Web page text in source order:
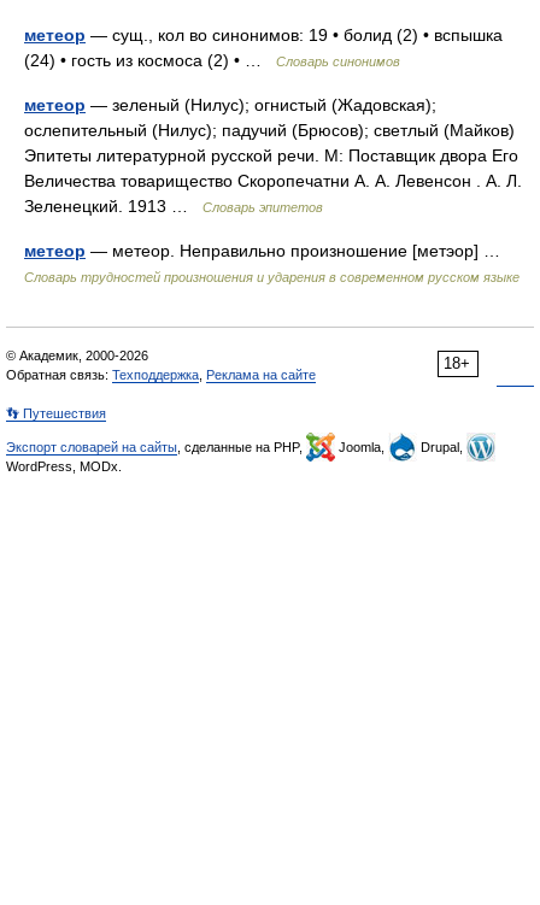
метеор — сущ., кол во синонимов: 19 • болид (2) • вспышка
(24) • гость из космоса (2) • …
Словарь синонимов
метеор — зеленый (Нилус); огнистый (Жадовская);
ослепительный (Нилус); падучий (Брюсов); светлый (Майков)
Эпитеты литературной русской речи. М: Поставщик двора Его
Величества товарищество Скоропечатни А. А. Левенсон . А. Л.
Зеленецкий. 1913 …
Словарь эпитетов
метеор — метеор. Неправильно произношение [метэор] …
Словарь трудностей произношения и ударения в современном русском языке
18+
© Академик, 2000-2026
Обратная связь: Техподдержка Реклама на сайте
👣 Путешествия
Экспорт словарей на сайты , сделанные на PHP, Joomla,
Drupal,
WordPress, MODx.